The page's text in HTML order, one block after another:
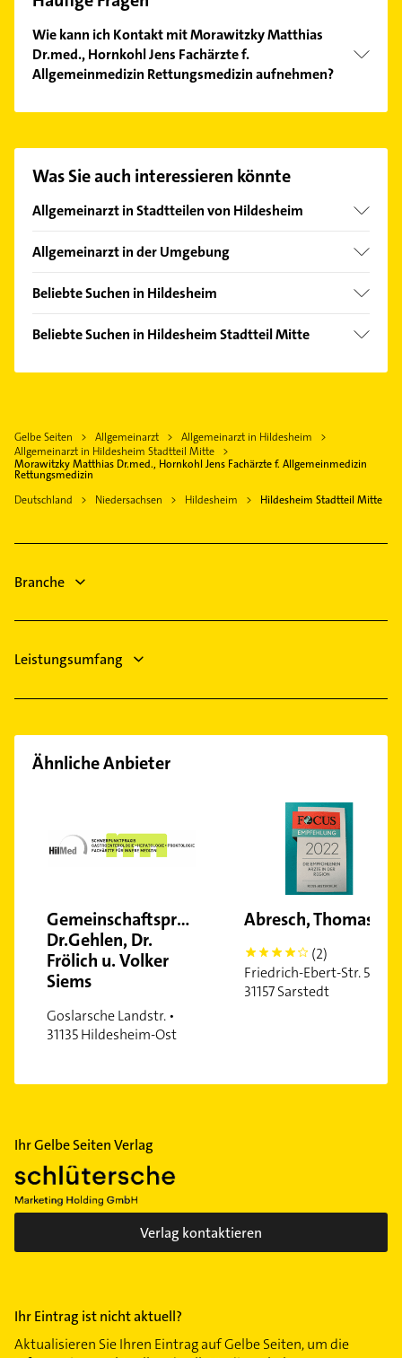
Wie kann ich Kontakt mit Morawitzky Matthias
Dr.med., Hornkohl Jens Fachärzte f.
Allgemeinmedizin Rettungsmedizin aufnehmen?
Adresse oder Mail in unserem Kontaktdaten-Bereich
auswählen. Hier finden Sie alle
Kontaktdaten
Was Sie auch interessieren könnte
Allgemeinarzt in Stadtteilen von Hildesheim
Achtum
Drispenstedt
Himmelsthür
Itzum
Marienrode
Moritzberg
Neuhof
Ochtersum
Allgemeinarzt in der Umgebung
Harsum
Diekholzen
Gronau (Leine)
Sehnde
Pattensen
Beliebte Suchen in Hildesheim
Elektroinstallation
Elektro Reparatur
Steuerberater
Physikalische Therapie
Physiotherapie
Beliebte Suchen in Hildesheim Stadtteil Mitte
Physiotherapie
Krankengymnastik
Schreiner
Steuerberater
Rechtsanwalt
Gelbe Seiten Allgemeinarzt
Allgemeinarzt in Hildesheim
Allgemeinarzt in Hildesheim Stadtteil Mitte
Morawitzky Matthias Dr.med., Hornkohl Jens Fachärzte f. Allgemeinmedizin
Rettungsmedizin
Deutschland
Niedersachsen Hildesheim Hildesheim Stadtteil Mitte
Branche
Leistungsumfang
Ähnliche Anbieter
Gemeinschaftspraxis
Dr.Gehlen, Dr.
Frölich u. Volker
Siems
Goslarsche Landstr. •
31135 Hildesheim-Ost
Abresch, Thomas
4
(2)
Friedrich-Ebert-Str. 5 •
31157 Sarstedt
Ihr Gelbe Seiten Verlag
Verlag kontaktieren
Ihr Eintrag ist nicht aktuell?
Aktualisieren Sie Ihren Eintrag auf Gelbe Seiten, um die